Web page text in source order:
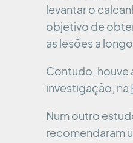
levantar o
objetivo de
as lesões a
Contudo, houve
investigação, na
Num outro
recomendaram